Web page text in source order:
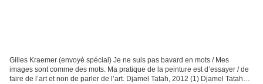
Gilles Kraemer (envoyé spécial) Je ne suis pas bavard en mots / Mes
images sont comme des mots. Ma pratique de la peinture est d’essayer / de
faire de l’art et non de parler de l’art. Djamel Tatah, 2012 (1) Djamel Tatah